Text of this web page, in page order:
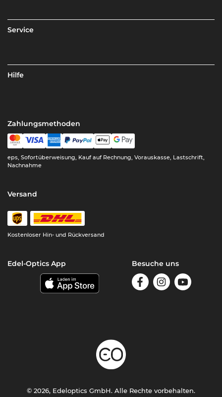
Service
Hilfe
Zahlungsmethoden
eps, Sofortüberweisung, Kauf auf Rechnung, Vorauskasse, Lastschrift,
Nachnahme
Versand
Kostenloser Hin- und Rückversand
Edel-Optics App Besuche uns
© 2026, Edeloptics GmbH. Alle Rechte vorbehalten.